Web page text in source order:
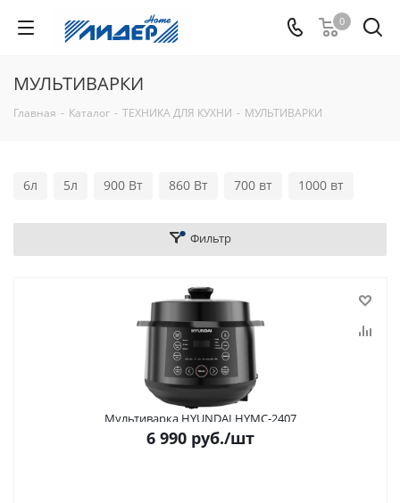
0
МУЛЬТИВАРКИ
Главная - Каталог - ТЕХНИКА ДЛЯ КУХНИ - МУЛЬТИВАРКИ
6л 5л 900 Вт 860 Вт 700 вт 1000 вт
Фильтр
Мультиварка HYUNDAI HYMC-2407
6 990 руб./шт